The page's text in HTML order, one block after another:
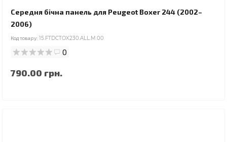
Середня бічна панель для Peugeot Boxer 244 (2002–
2006)
Код товару: 15.FTDCTOX230.ALL.M.00
0
790.00 грн.